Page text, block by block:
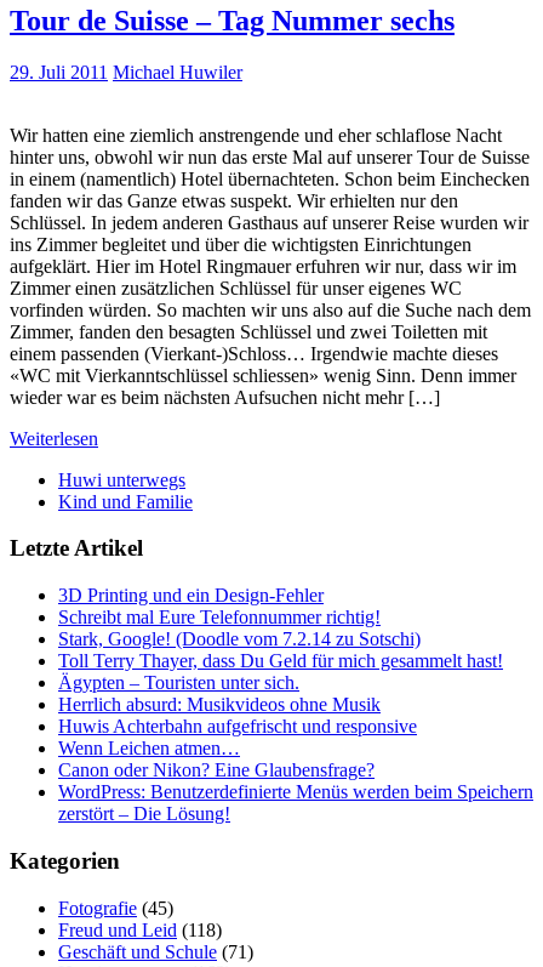
Tour de Suisse – Tag Nummer sechs
29. Juli 2011 Michael Huwiler
Wir hatten eine ziemlich anstrengende und eher schlaflose Nacht
hinter uns, obwohl wir nun das erste Mal auf unserer Tour de Suisse
in einem (namentlich) Hotel übernachteten. Schon beim Einchecken
fanden wir das Ganze etwas suspekt. Wir erhielten nur den
Schlüssel. In jedem anderen Gasthaus auf unserer Reise wurden wir
ins Zimmer begleitet und über die wichtigsten Einrichtungen
aufgeklärt. Hier im Hotel Ringmauer erfuhren wir nur, dass wir im
Zimmer einen zusätzlichen Schlüssel für unser eigenes WC
vorfinden würden. So machten wir uns also auf die Suche nach dem
Zimmer, fanden den besagten Schlüssel und zwei Toiletten mit
einem passenden (Vierkant-)Schloss… Irgendwie machte dieses
«WC mit Vierkanntschlüssel schliessen» wenig Sinn. Denn immer
wieder war es beim nächsten Aufsuchen nicht mehr […]
Weiterlesen
Huwi unterwegs
Kind und Familie
Letzte Artikel
3D Printing und ein Design-Fehler
Schreibt mal Eure Telefonnummer richtig!
Stark, Google! (Doodle vom 7.2.14 zu Sotschi)
Toll Terry Thayer, dass Du Geld für mich gesammelt hast!
Ägypten – Touristen unter sich.
Herrlich absurd: Musikvideos ohne Musik
Huwis Achterbahn aufgefrischt und responsive
Wenn Leichen atmen…
Canon oder Nikon? Eine Glaubensfrage?
WordPress: Benutzerdefinierte Menüs werden beim Speichern
zerstört – Die Lösung!
Kategorien
Fotografie (45)
Freud und Leid (118)
Geschäft und Schule (71)